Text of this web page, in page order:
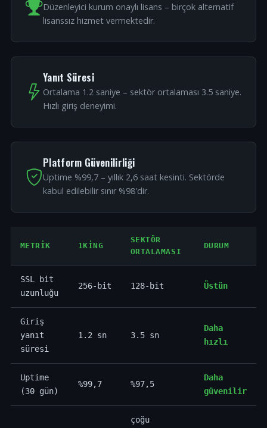
Düzenleyici kurum onaylı lisans – birçok alternatif
lisanssız hizmet vermektedir.
Yanıt Süresi
Ortalama 1.2 saniye – sektör ortalaması 3.5 saniye.
Hızlı giriş deneyimi.
Platform Güvenilirliği
Uptime %99,7 – yıllık 2,6 saat kesinti. Sektörde
kabul edilebilir sınır %98'dir.
METRIK 1KING
SEKTÖR
ORTALAMASI
DURUM
SSL bit
uzunluğu
256-bit 128-bit Üstün
Giriş
yanıt
süresi
1.2 sn 3.5 sn
Daha
hızlı
Uptime
(30 gün)
%99,7 %97,5
Daha
güvenilir
çoğu